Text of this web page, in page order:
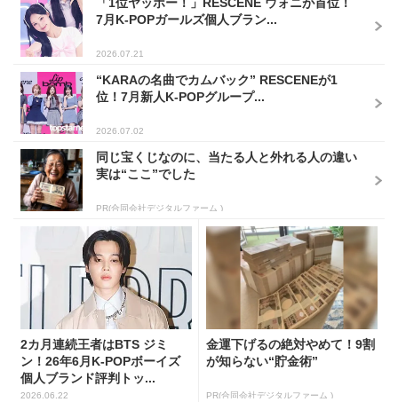
7月K-POPガールズ個人ブラン...
2026.07.21
“KARAの名曲でカムバック” RESCENEが1
位！7月新人K-POPグループ...
2026.07.02
同じ宝くじなのに、当たる人と外れる人の違い
実は“ここ”でした
PR(合同会社デジタルファーム )
2カ月連続王者はBTS ジミ
ン！26年6月K-POPボーイズ
個人ブランド評判トッ...
2026.06.22
金運下げるの絶対やめて！9割
が知らない“貯金術”
PR(合同会社デジタルファーム )